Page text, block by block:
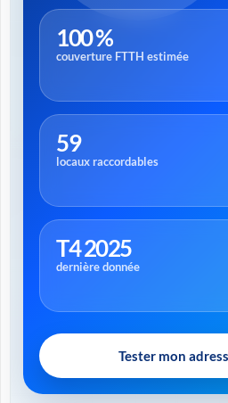
100 %
couverture FTTH estimée
59
locaux raccordables
T4 2025
dernière donnée
Tester mon